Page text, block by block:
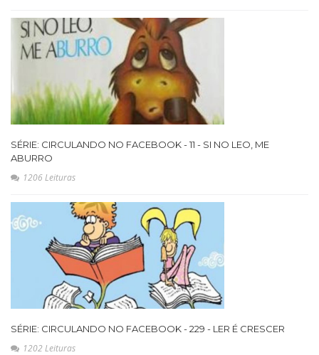
SÉRIE: CIRCULANDO NO FACEBOOK - 11 - SI NO LEO, ME
ABURRO
1206 Leituras
SÉRIE: CIRCULANDO NO FACEBOOK - 229 - LER É CRESCER
1202 Leituras